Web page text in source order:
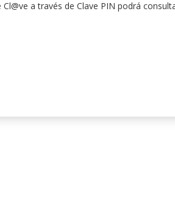
a través de Clave PIN podrá